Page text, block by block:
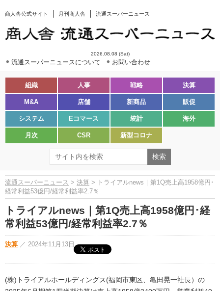
商人舎公式サイト 月刊商人舎 流通スーパーニュース
2026.08.08 (Sat)
流通スーパーニュースについて お問い合わせ
組織 人事 戦略 決算
M&A 店舗 新商品 販促
システム Eコマース 統計 海外
月次 CSR 新型コロナ
流通スーパーニュース > 決算 > トライアルnews｜第1Q売上高1958億円･
経常利益53億円/経常利益率2.7％
トライアルnews｜第1Q売上高1958億円･経
常利益53億円/経常利益率2.7％
決算 ／ 2024年11月13日
(株)トライアルホールディングス(福岡市東区、亀田晃一社長）の